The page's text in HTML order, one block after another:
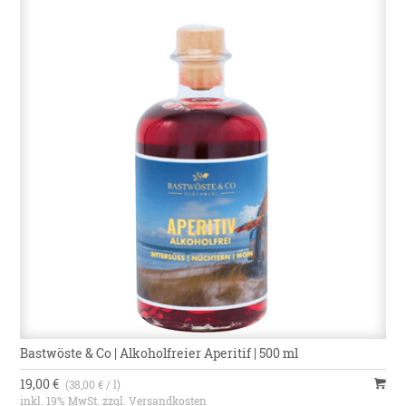
Bastwöste & Co | Alkoholfreier Aperitif | 500 ml
19,00 € (38,00 € / l)
inkl. 19% MwSt. zzgl.Versandkosten